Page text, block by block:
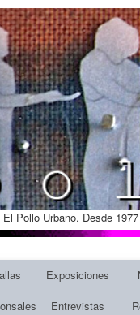
El Pollo Urbano. Desde
Exposiciones
Entrevistas